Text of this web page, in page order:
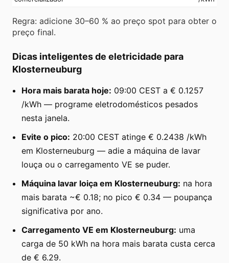
Regra: adicione 30–60 % ao preço spot para obter o
preço final.
Dicas inteligentes de eletricidade para
Klosterneuburg
Hora mais barata hoje: 09:00 CEST a € 0.1257
/kWh — programe eletrodomésticos pesados
nesta janela.
Evite o pico: 20:00 CEST atinge € 0.2438 /kWh
em Klosterneuburg — adie a máquina de lavar
louça ou o carregamento VE se puder.
Máquina lavar loiça em Klosterneuburg: na hora
mais barata ~€ 0.18; no pico € 0.34 — poupança
significativa por ano.
Carregamento VE em Klosterneuburg: uma
carga de 50 kWh na hora mais barata custa cerca
de € 6.29.